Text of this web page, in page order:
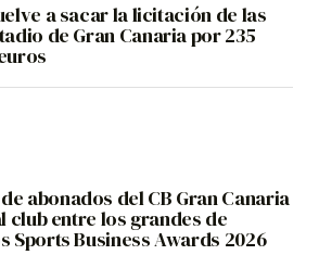
a sacar la licitación de las
de Gran Canaria por 235
abonados del CB Gran Canaria
club entre los grandes de
Sports Business Awards 2026